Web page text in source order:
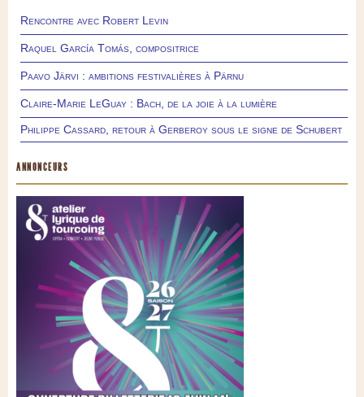
Rencontre avec Robert Levin
Raquel García Tomás, compositrice
Paavo Järvi : ambitions festivalières à Pärnu
Claire-Marie LeGuay : Bach, de la joie à la lumière
Philippe Cassard, retour à Gerberoy sous le signe de Schubert
ANNONCEURS